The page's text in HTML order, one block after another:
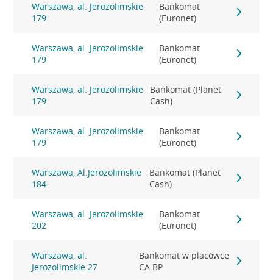
Warszawa, al. Jerozolimskie
179
Bankomat
(Euronet)
Warszawa, al. Jerozolimskie
179
Bankomat
(Euronet)
Warszawa, al. Jerozolimskie
179
Bankomat (Planet
Cash)
Warszawa, al. Jerozolimskie
179
Bankomat
(Euronet)
Warszawa, Al.Jerozolimskie
184
Bankomat (Planet
Cash)
Warszawa, al. Jerozolimskie
202
Bankomat
(Euronet)
Warszawa, al.
Jerozolimskie 27
Bankomat w placówce
CA BP